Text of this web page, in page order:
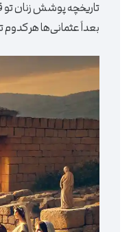
تاریخچه پوشش زنان تو
بعداً عثمانی‌ها هر